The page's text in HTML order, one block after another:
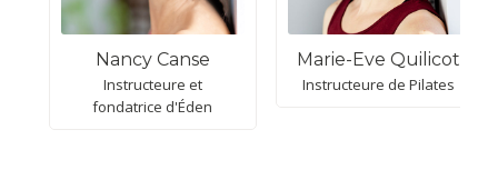
Nancy Canse
Instructeure et
fondatrice d'Éden
Marie-Eve Quilicot
Instructeure de Pilates